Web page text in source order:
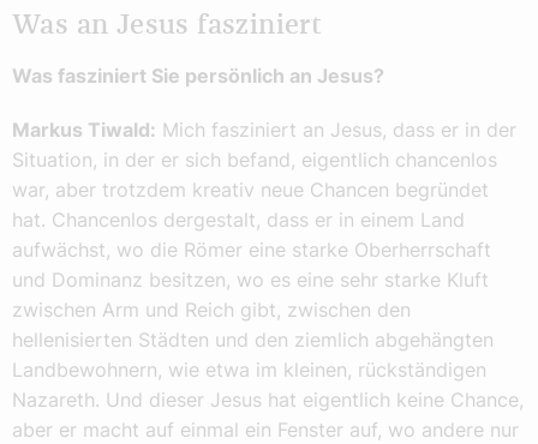
Was an Jesus fasziniert
Was fasziniert Sie persönlich an Jesus?
Markus Tiwald: Mich fasziniert an Jesus, dass er in der
Situation, in der er sich befand, eigentlich chancenlos
war, aber trotzdem kreativ neue Chancen begründet
hat. Chancenlos dergestalt, dass er in einem Land
aufwächst, wo die Römer eine starke Oberherrschaft
und Dominanz besitzen, wo es eine sehr starke Kluft
zwischen Arm und Reich gibt, zwischen den
hellenisierten Städten und den ziemlich abgehängten
Landbewohnern, wie etwa im kleinen, rückständigen
Nazareth. Und dieser Jesus hat eigentlich keine Chance,
aber er macht auf einmal ein Fenster auf, wo andere nur